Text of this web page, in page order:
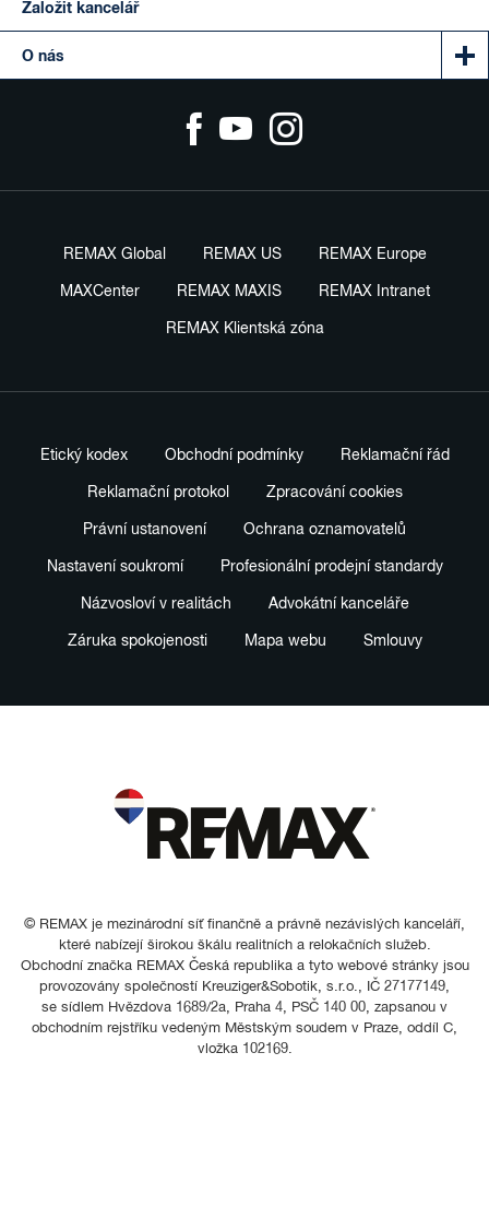
Založit kancelář
O nás
REMAX Global REMAX US REMAX Europe
MAXCenter REMAX MAXIS REMAX Intranet
REMAX Klientská zóna
Etický kodex Obchodní podmínky Reklamační řád
Reklamační protokol Zpracování cookies
Právní ustanovení Ochrana oznamovatelů
Nastavení soukromí Profesionální prodejní standardy
Názvosloví v realitách Advokátní kanceláře
Záruka spokojenosti Mapa webu Smlouvy
© REMAX je mezinárodní síť finančně a právně nezávislých kanceláří,
které nabízejí širokou škálu realitních a relokačních služeb.
Obchodní značka REMAX Česká republika a tyto webové stránky jsou
provozovány společností Kreuziger&Sobotik, s.r.o., IČ 27177149,
se sídlem Hvězdova 1689/2a, Praha 4, PSČ 140 00, zapsanou v
obchodním rejstříku vedeným Městským soudem v Praze, oddíl C,
vložka 102169.